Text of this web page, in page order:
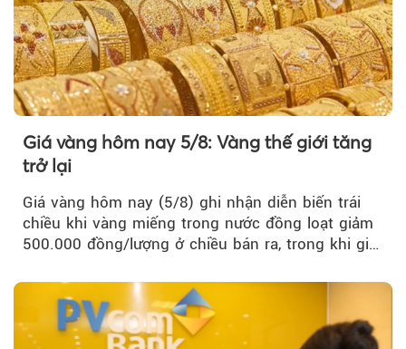
Giá vàng hôm nay 5/8: Vàng thế giới tăng
trở lại
Giá vàng hôm nay (5/8) ghi nhận diễn biến trái
chiều khi vàng miếng trong nước đồng loạt giảm
500.000 đồng/lượng ở chiều bán ra, trong khi giá
thương hiệu.